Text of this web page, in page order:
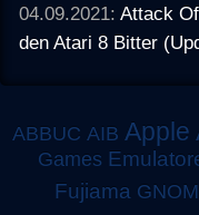
04.09.2021:Attack
den Atari 8 Bitter
ABBUC AIB Apple
Games
Fujiama